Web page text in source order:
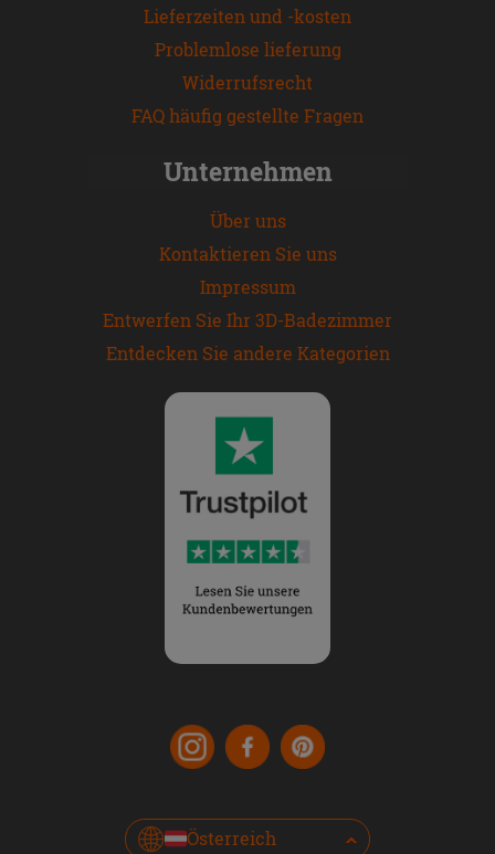
Lieferzeiten und -kosten
Problemlose lieferung
Widerrufsrecht
FAQ häufig gestellte Fragen
Unternehmen
Über uns
Kontaktieren Sie uns
Impressum
Entwerfen Sie Ihr 3D-Badezimmer
Entdecken Sie andere Kategorien
Österreich